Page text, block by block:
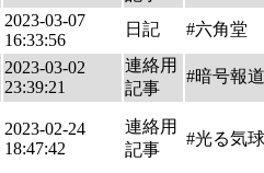
2023-03-07
16:33:56
日記 #六角堂
2023-03-02
23:39:21
連絡用
記事
#暗号報道
2023-02-24
18:47:42
連絡用
記事
#光る気球